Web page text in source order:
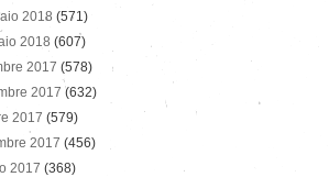
2018 (571)
2018 (607)
2017 (578)
2017 (632)
2017 (579)
2017 (456)
2017 (368)